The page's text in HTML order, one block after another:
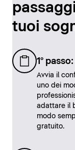
tuoi
1°
Avvia il
uno dei
adattare il
modo
gratuito.